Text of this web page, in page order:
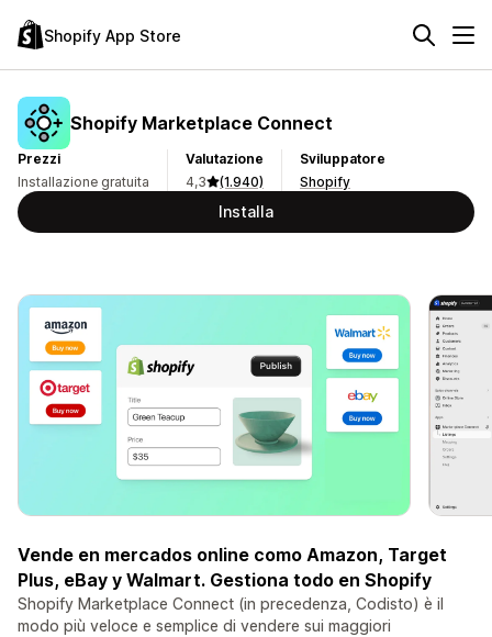
Shopify App Store
Shopify Marketplace Connect
Prezzi
Installazione gratuita
Valutazione
4,3
(1.940)
Sviluppatore
Shopify
Installa
Vende en mercados online como Amazon, Target
Plus, eBay y Walmart. Gestiona todo en Shopify
Shopify Marketplace Connect (in precedenza, Codisto) è il
modo più veloce e semplice di vendere sui maggiori